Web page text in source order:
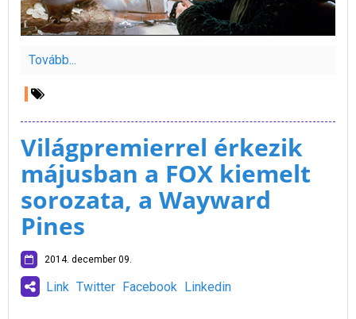
Tovább...
Világpremierrel érkezik
májusban a FOX kiemelt
sorozata, a Wayward
Pines
2014. december 09.
Link Twitter Facebook Linkedin